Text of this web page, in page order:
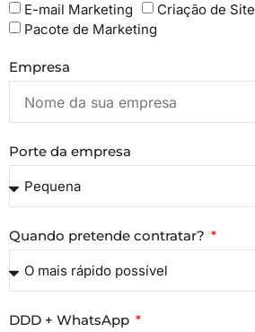
E-mail Marketing
Criação de Site
Pacote de Marketing
Empresa
Porte da empresa
Quando pretende contratar?
DDD + WhatsApp